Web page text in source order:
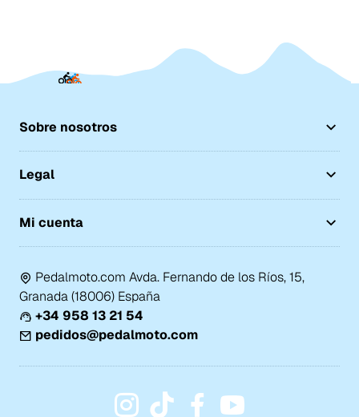
Sobre nosotros
Legal
Mi cuenta
Pedalmoto.com Avda. Fernando de los Ríos, 15,
Granada (18006) España
+34 958 13 21 54
pedidos@pedalmoto.com